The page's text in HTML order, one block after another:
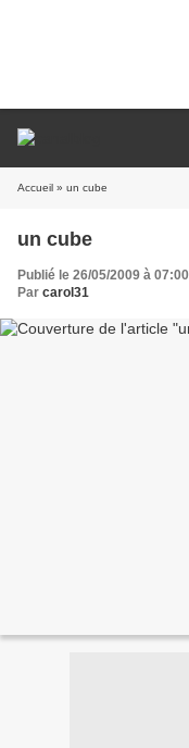
Accueil » un cube
un cube
Publié le 26/05/2009 à 07:00
Par carol31